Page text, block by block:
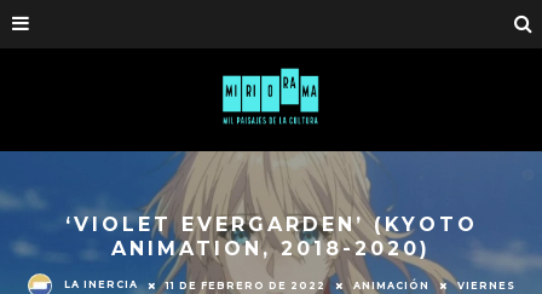
‘VIOLET EVERGARDEN’ (KYOTO
ANIMATION, 2018-2020)
LA INERCIA 11 DE FEBRERO DE 2022 ANIMACIÓN
VIERNES